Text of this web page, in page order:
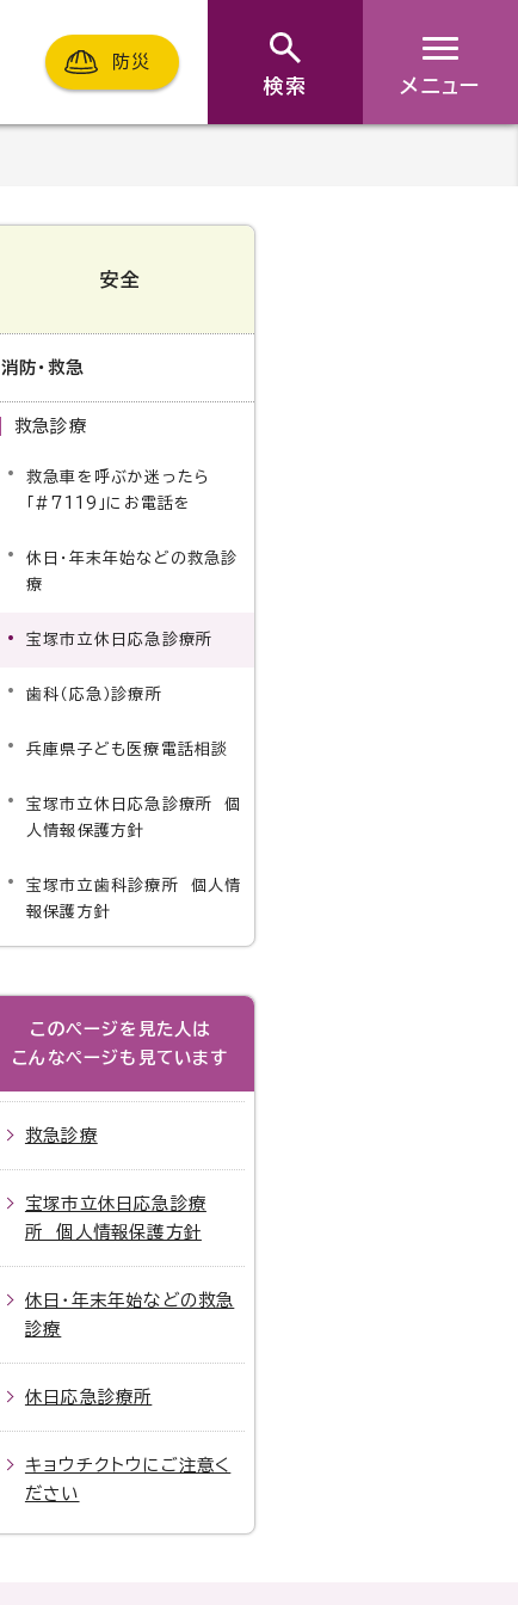
防災
検索 メニュー
安全
消防・救急
救急診療
救急車を呼ぶか迷ったら
「#7119」にお電話を
休日・年末年始などの救急診
療
宝塚市立休日応急診療所
歯科（応急）診療所
兵庫県子ども医療電話相談
宝塚市立休日応急診療所 個
人情報保護方針
宝塚市立歯科診療所 個人情
報保護方針
このページを見た人は
こんなページも見ています
救急診療
宝塚市立休日応急診療
所 個人情報保護方針
休日・年末年始などの救急
診療
休日応急診療所
キョウチクトウにご注意く
ださい